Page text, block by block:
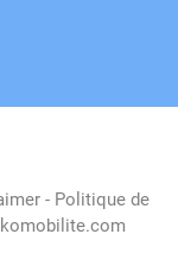
- Politique de